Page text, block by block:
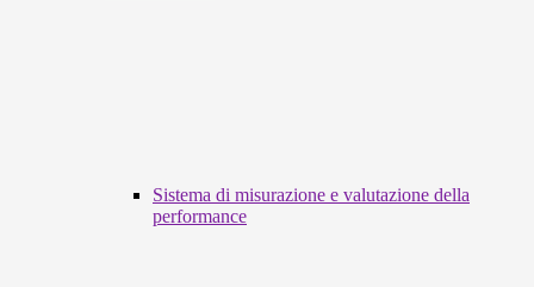
Sistema di misurazione e valutazione della
performance